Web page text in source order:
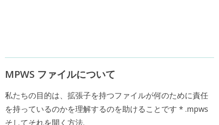
MPWS ファイルについて
私たちの目的は、拡張子を持つファイルが何のために責任
を持っているのかを理解するのを助けることです * .mpws
そしてそれを開く方法.